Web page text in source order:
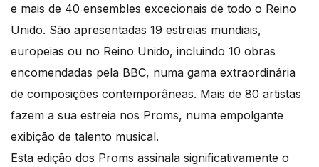
e mais de 40 ensembles excecionais de todo o Reino
Unido. São apresentadas 19 estreias mundiais,
europeias ou no Reino Unido, incluindo 10 obras
encomendadas pela BBC, numa gama extraordinária
de composições contemporâneas. Mais de 80 artistas
fazem a sua estreia nos Proms, numa empolgante
exibição de talento musical.
Esta edição dos Proms assinala significativamente o